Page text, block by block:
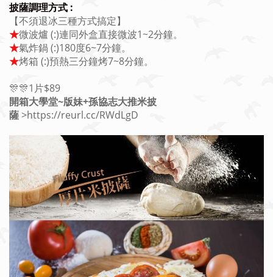
披薩調理方式 :
【不須退冰三種方式搞定】
★微波爐 (:)連同外盒直接微波1~2分鐘。
★氣炸鍋 (:)180度6~7分鐘。
★烤箱 (:)預熱三分鐘烤7~8分鐘。
🎊🎊1片$89
開箱大學堂~版妹+孫協志大推米披
薩>https://reurl.cc/RWdLgD